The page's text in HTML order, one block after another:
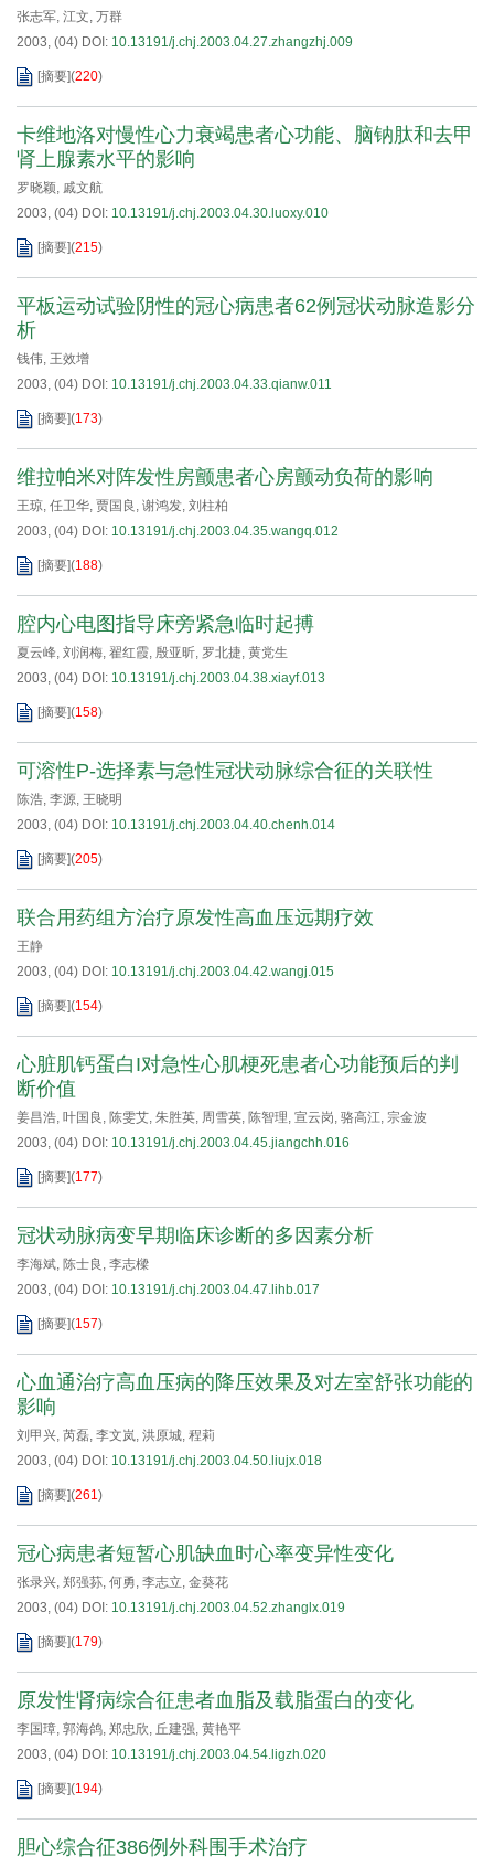
张志军, 江文, 万群
2003, (04) DOI: 10.13191/j.chj.2003.04.27.zhangzhj.009
[摘要](220)
卡维地洛对慢性心力衰竭患者心功能、脑钠肽和去甲
肾上腺素水平的影响
罗晓颖, 戚文航
2003, (04) DOI: 10.13191/j.chj.2003.04.30.luoxy.010
[摘要](215)
平板运动试验阴性的冠心病患者62例冠状动脉造影分
析
钱伟, 王效增
2003, (04) DOI: 10.13191/j.chj.2003.04.33.qianw.011
[摘要](173)
维拉帕米对阵发性房颤患者心房颤动负荷的影响
王琼, 任卫华, 贾国良 , 谢鸿发, 刘柱柏
2003, (04) DOI: 10.13191/j.chj.2003.04.35.wangq.012
[摘要](188)
腔内心电图指导床旁紧急临时起搏
夏云峰, 刘润梅, 翟红霞, 殷亚昕, 罗北捷, 黄党生
2003, (04) DOI: 10.13191/j.chj.2003.04.38.xiayf.013
[摘要](158)
可溶性P-选择素与急性冠状动脉综合征的关联性
陈浩, 李源, 王晓明
2003, (04) DOI: 10.13191/j.chj.2003.04.40.chenh.014
[摘要](205)
联合用药组方治疗原发性高血压远期疗效
王静
2003, (04) DOI: 10.13191/j.chj.2003.04.42.wangj.015
[摘要](154)
心脏肌钙蛋白I对急性心肌梗死患者心功能预后的判
断价值
姜昌浩, 叶国良 , 陈雯艾, 朱胜英, 周雪英, 陈智理, 宣云岗, 骆高江, 宗金波
2003, (04) DOI: 10.13191/j.chj.2003.04.45.jiangchh.016
[摘要](177)
冠状动脉病变早期临床诊断的多因素分析
李海斌, 陈士良 , 李志樑
2003, (04) DOI: 10.13191/j.chj.2003.04.47.lihb.017
[摘要](157)
心血通治疗高血压病的降压效果及对左室舒张功能的
影响
刘甲兴, 芮磊, 李文岚, 洪原城, 程莉
2003, (04) DOI: 10.13191/j.chj.2003.04.50.liujx.018
[摘要](261)
冠心病患者短暂心肌缺血时心率变异性变化
张录兴, 郑强荪, 何勇, 李志立, 金葵花
2003, (04) DOI: 10.13191/j.chj.2003.04.52.zhanglx.019
[摘要](179)
原发性肾病综合征患者血脂及载脂蛋白的变化
李国璋, 郭海鸽, 郑忠欣, 丘建强, 黄艳平
2003, (04) DOI: 10.13191/j.chj.2003.04.54.ligzh.020
[摘要](194)
胆心综合征386例外科围手术治疗